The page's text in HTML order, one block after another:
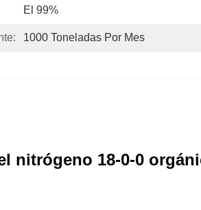
El 99%
1000 Toneladas Por Mes
nitrógeno 18-0-0